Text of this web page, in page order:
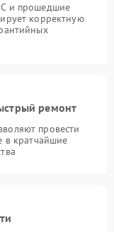
и прошедшие
корректную
ремонт
провести
в кратчайшие